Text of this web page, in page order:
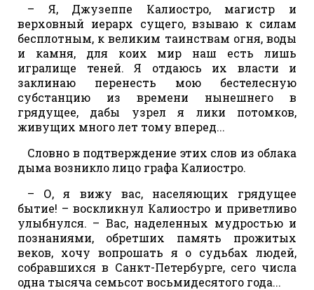
– Я, Джузеппе Калиостро, магистр и
верховный иерарх сущего, взываю к силам
бесплотным, к великим таинствам огня, воды
и камня, для коих мир наш есть лишь
игралище теней. Я отдаюсь их власти и
заклинаю перенесть мою бестелесную
субстанцию из времени нынешнего в
грядущее, дабы узрел я лики потомков,
живущих много лет тому вперед...
Словно в подтверждение этих слов из облака
дыма возникло лицо графа Калиостро.
– О, я вижу вас, населяющих грядущее
бытие! – воскликнул Калиостро и приветливо
улыбнулся. – Вас, наделенных мудростью и
познаниями, обретших память прожитых
веков, хочу вопрошать я о судьбах людей,
собравшихся в Санкт-Петербурге, сего числа
одна тысяча семьсот восьмидесятого года...